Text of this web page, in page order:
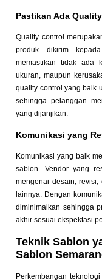
Pastikan Ada
Quality control
produk dikirim
memastikan tidak ada
ukuran, maupun
quality control yang baik
sehingga pelanggan
yang dijanjikan.
Komunikasi yang
Komunikasi yang baik
sablon. Vendor yang
mengenai desain, revisi,
lainnya. Dengan
diminimalkan sehingga
akhir sesuai ekspektasi
Teknik Sablon
Sablon
Perkembangan